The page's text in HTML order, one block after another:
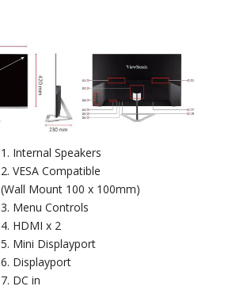
Internal Speakers
VESA Compatible
(Wall Mount 100 x 100mm)
Menu Controls
HDMI x 2
Mini Displayport
Displayport
DC in